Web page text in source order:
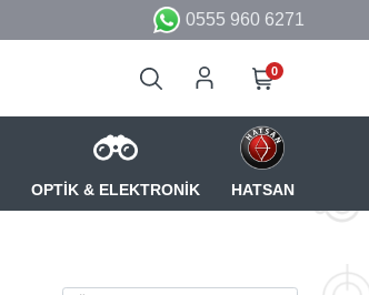
0555 960 6271
0
OPTİK & ELEKTRONİK HATSAN